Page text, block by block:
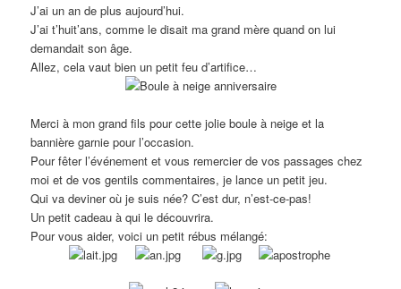
J’ai un an de plus aujourd’hui.
J’ai t’huit’ans, comme le disait ma grand mère quand on lui
demandait son âge.
Allez, cela vaut bien un petit feu d’artifice…
Merci à mon grand fils pour cette jolie boule à neige et la
bannière garnie pour l’occasion.
Pour fêter l’événement et vous remercier de vos passages chez
moi et de vos gentils commentaires, je lance un petit jeu.
Qui va deviner où je suis née? C’est dur, n’est-ce-pas!
Un petit cadeau à qui le découvrira.
Pour vous aider, voici un petit rébus mélangé: